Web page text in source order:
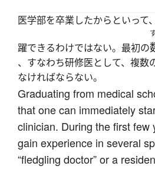
医学部を卒業したからといって
躍できるわけではない。最初の
、すなわち研修医として、複数
なければならない。
Graduating from medical
that one can immediately
clinician. During the first few
gain experience in several
“fledgling doctor” or a